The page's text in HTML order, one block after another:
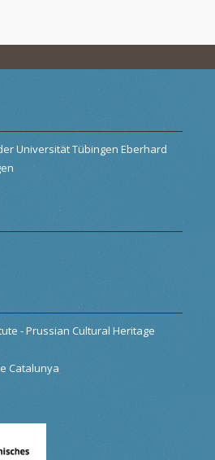
Universität Tübingen Eberhard
- Prussian Cultural Heritage
Catalunya